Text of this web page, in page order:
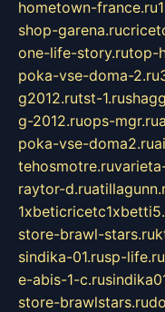
hometown-france.ru
shop-garena.ru
one-life-story.rutop-
poka-vse-doma-2.ru
g2012.rutst-1.ru
g-2012.ruops-mgr.ru
poka-vse-doma2.ru
tehosmotre.ru
raytor-d.ru
store-brawl-stars.ru
sindika-01.rusp-life.ru
e-abis-1-c.ru
store-brawlstars.ru